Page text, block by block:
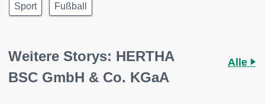
Sport Fußball
Weitere Storys: HERTHA
BSC GmbH & Co. KGaA
Alle